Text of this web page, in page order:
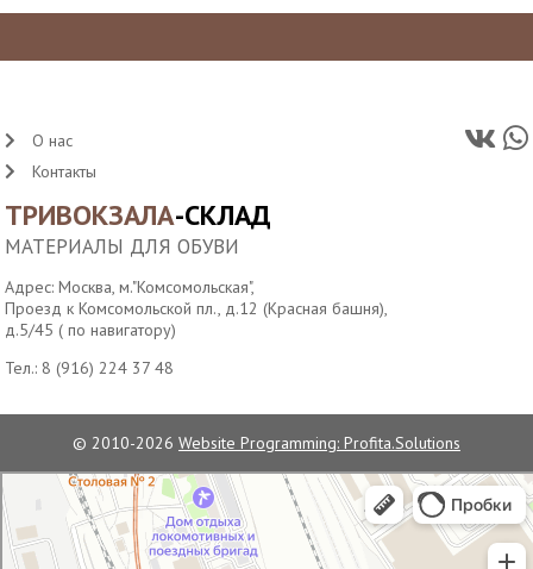
ТРИВОКЗАЛА-СКЛАД
МАТЕРИАЛЫ ДЛЯ ОБУВИ
Адрес: Москва, м."Комсомольская",
Проезд к Комсомольской пл., д.12 (Красная башня),
д.5/45 ( по навигатору)
Тел.: 8 (916) 224 37 48
О нас
Контакты
© 2010-2026 Website Programming: Profita.Solutions
Водонапорная башня станции Москва-Пассажирская
Достопримечательность в Москве